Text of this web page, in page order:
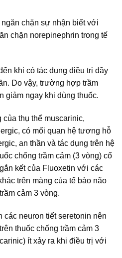
chặn sự nhận biết với
chặn norepinephrin trong tế
khi có tác dụng điều trị đầy
Do vậy, trường hợp trầm
giảm ngay khi dùng thuốc.
thụ thể muscarinic,
có mối quan hệ tương hỗ
an thần và tác dụng trên hệ
chống trầm cảm (3 vòng) cổ
kết của Fluoxetin với các
trên màng của tế bào não
cảm 3 vòng.
các neuron tiết seretonin nên
thuốc chống trầm cảm 3
ít xảy ra khi điều trị với